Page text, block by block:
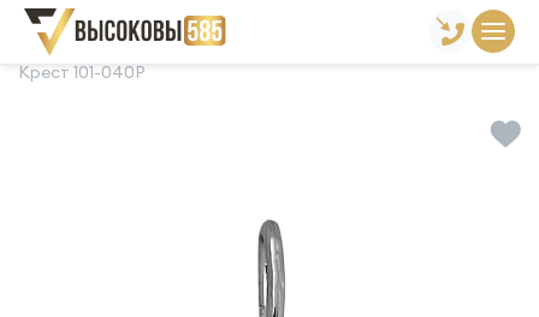
Главная Склад готовой продукции
Крест 101-040Р